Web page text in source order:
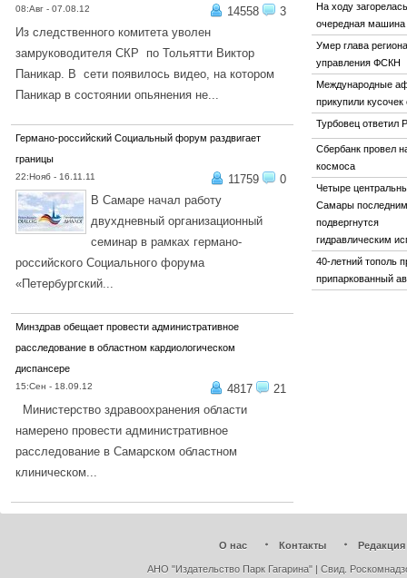
08:Авг - 07.08.12 14558
3
Из следственного комитета уволен
замруководителя СКР по Тольятти Виктор
Паникар. В сети появилось видео, на котором
Паникар в состоянии опьянения не...
Германо-российский Социальный форум раздвигает
границы
22:Нояб - 16.11.11 11759
0
В Самаре начал работу
двухдневный организационный
семинар в рамках германо-
российского Социального форума
«Петербургский...
Минздрав обещает провести административное
расследование в областном кардиологическом
диспансере
15:Сен - 18.09.12 4817
21
Министерство здравоохранения области
намерено провести административное
расследование в Самарском областном
клиническом...
На ходу
очередная машина
Умер глава
управления ФСКН
Международные
прикупили кусочек
Турбовец ответил
Сбербанк провел
космоса
Четыре
Самары
подвергнутся
гидравлическим
40-летний тополь
припаркованный
О нас Контакты Редакция
АНО "Издательство Парк Гагарина" | Свид.